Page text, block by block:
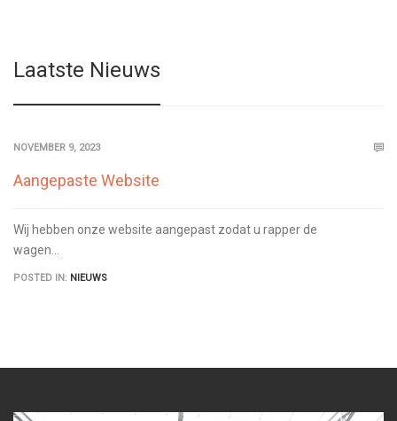
Laatste Nieuws
NOVEMBER 9, 2023
Aangepaste Website
Wij hebben onze website aangepast zodat u rapper de
wagen...
POSTED IN: NIEUWS